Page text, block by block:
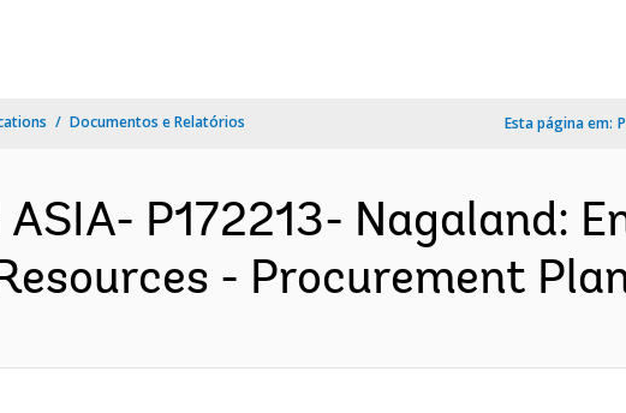
Documentos e Relatórios Esta página em:
ASIA- P172213- Nagaland:
- Procurement